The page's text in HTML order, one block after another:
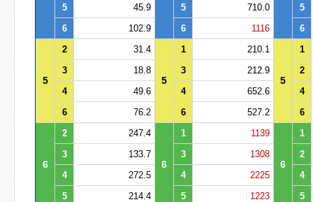
5
45.9 5 710.0
5
6
102.9 6 1116 6
5
2 31.4
5
1 210.1
5
1
3
18.8 3 212.9
2
4
49.6 4 652.6
4
6
76.2 6 527.2 6
6
2 247.4
6
1 1139
6
1
3
133.7 3 1308
2
4
272.5 4 2225
4
5
214.4 5 1223 5